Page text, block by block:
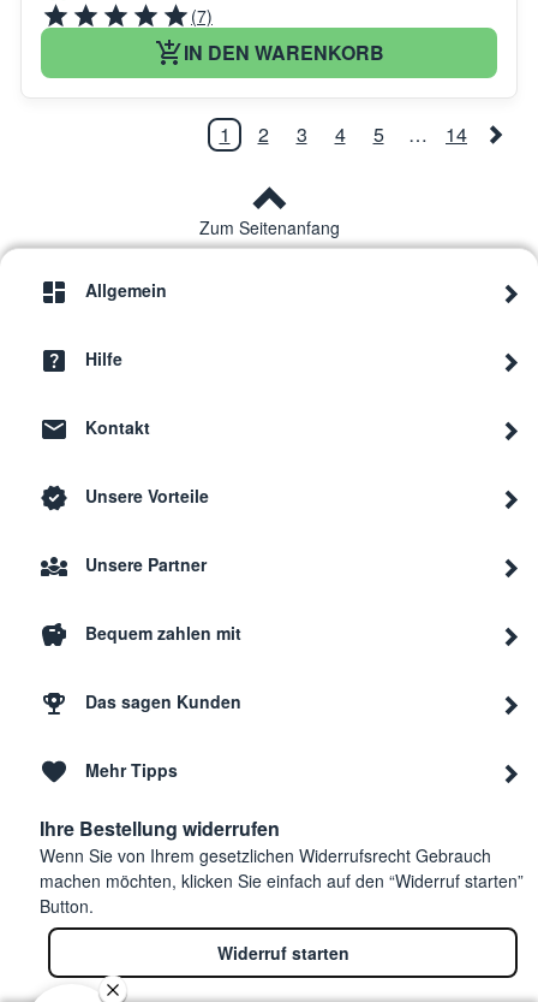
(7)
IN DEN WARENKORB
1 2 3 4 5 … 14
Zum Seitenanfang
Allgemein
Hilfe
Kontakt
Unsere Vorteile
Unsere Partner
Bequem zahlen mit
Das sagen Kunden
Mehr Tipps
Ihre Bestellung widerrufen
Wenn Sie von Ihrem gesetzlichen Widerrufsrecht Gebrauch
machen möchten, klicken Sie einfach auf den “Widerruf starten”
Button.
Widerruf starten